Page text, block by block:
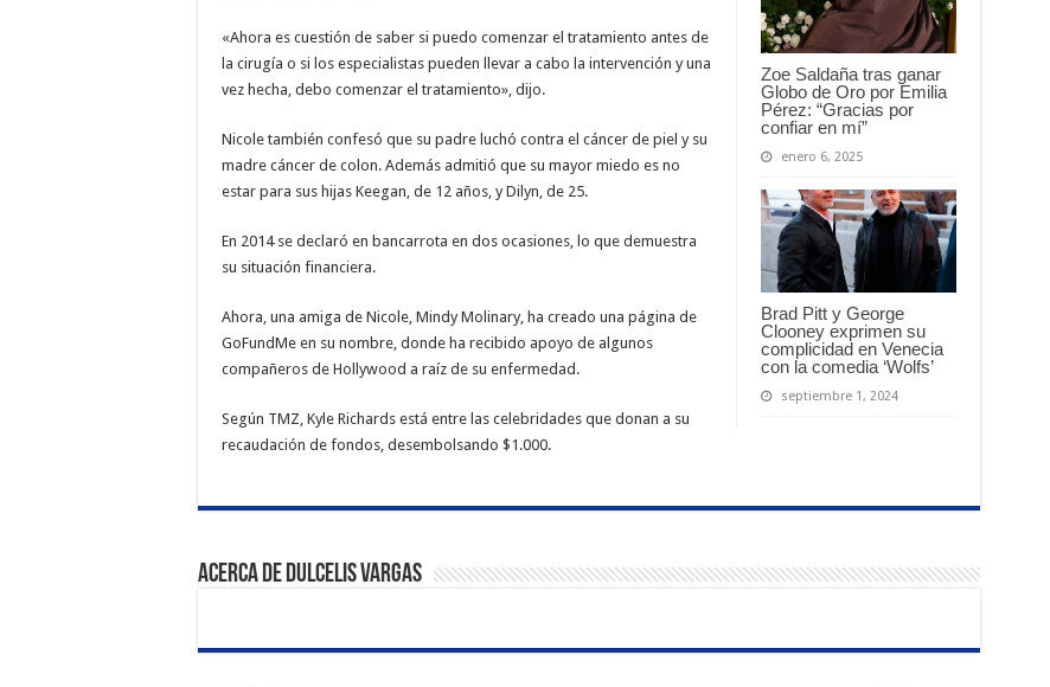
Zoe Saldaña tras ganar
Globo de Oro por Emilia
Pérez: “Gracias por
confiar en mí”
enero 6, 2025
Brad Pitt y George
Clooney exprimen su
complicidad en Venecia
con la comedia ‘Wolfs’
septiembre 1, 2024
«Ahora es cuestión de saber si puedo comenzar el tratamiento antes de
la cirugía o si los especialistas pueden llevar a cabo la intervención y una
vez hecha, debo comenzar el tratamiento», dijo.
Nicole también confesó que su padre luchó contra el cáncer de piel y su
madre cáncer de colon. Además admitió que su mayor miedo es no
estar para sus hijas Keegan, de 12 años, y Dilyn, de 25.
En 2014 se declaró en bancarrota en dos ocasiones, lo que demuestra
su situación financiera.
Ahora, una amiga de Nicole, Mindy Molinary, ha creado una página de
GoFundMe en su nombre, donde ha recibido apoyo de algunos
compañeros de Hollywood a raíz de su enfermedad.
Según TMZ, Kyle Richards está entre las celebridades que donan a su
recaudación de fondos, desembolsando $1.000.
Acerca de Dulcelis Vargas